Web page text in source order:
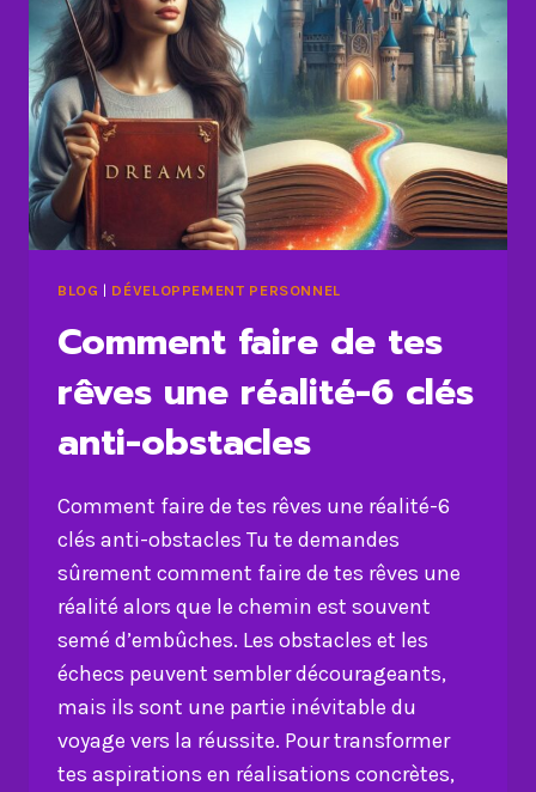
BLOG | DÉVELOPPEMENT PERSONNEL
Comment faire de tes
rêves une réalité-6 clés
anti-obstacles
Comment faire de tes rêves une réalité-6
clés anti-obstacles Tu te demandes
sûrement comment faire de tes rêves une
réalité alors que le chemin est souvent
semé d’embûches. Les obstacles et les
échecs peuvent sembler décourageants,
mais ils sont une partie inévitable du
voyage vers la réussite. Pour transformer
tes aspirations en réalisations concrètes,